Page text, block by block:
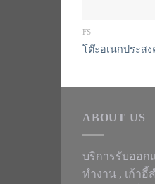
FS
โต๊ะอเนกประสง
ABOUT US
บริการรับออก
ทำงาน , เก้าอี้